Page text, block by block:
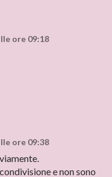
ore 09:18
ore 09:38
e non sono